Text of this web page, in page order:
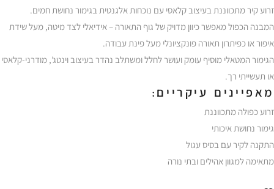
זרוע קיר מתכווננת בעיצוב קלאסי עם נוכחות אלגנטית בגימור נחושת חמים.
המבנה הכפול מאפשר כיוון מדויק של גוף התאורה – אידיאלי לצד מיטה, מעל שידת
איפור או כפיתרון תאורה פונקציונלי מעל פינת עבודה.
הגימור המטאלי מוסיף עומק ועושר לחלל ומשתלב נהדר בעיצוב וינטג’, מודרני-קלאסי
או תעשייתי רך.
מאפיינים עיקריים:
זרוע כפולה מתכווננת
גימור נחושת איכותי
התקנה לקיר עם בסיס עגול
מתאימה למגוון אהילים ובתי נורה